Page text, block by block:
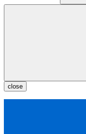
close